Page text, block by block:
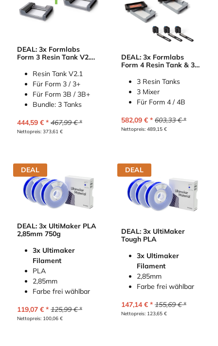
DEAL: 3x Formlabs
Form 3 Resin Tank V2.1
Resin Tank V2.1
Für Form 3 / 3+
Für Form 3B / 3B+
Bundle: 3 Tanks
444,59 € 467,99€
Nettopreis: 373,61 €
DEAL: 3x Formlabs
Form 4 Resin Tank & 3x
3 Resin Tanks
3 Mixer
Für Form 4 / 4B
582,09€ 603,33€
Nettopreis: 489,15€
DEAL
DEAL: 3x UltiMaker PLA
2,85mm 750g
3x Ultimaker
Filament
PLA
2,85mm
Farbe frei wählbar
119,07 € 125,99€
Nettopreis: 100,06 €
DEAL
DEAL: 3x UltiMaker
Tough PLA
3x Ultimaker
Filament
2,85mm
Farbe frei wählbar
147,14€ 155,69€
Nettopreis: 123,65€